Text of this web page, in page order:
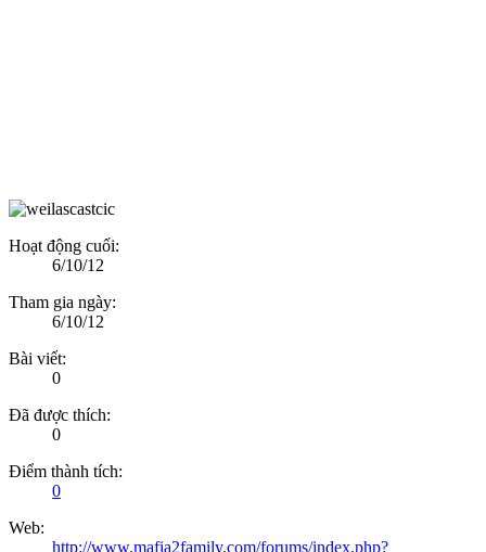
Hoạt động cuối:
6/10/12
Tham gia ngày:
6/10/12
Bài viết:
0
Đã được thích:
0
Điểm thành tích:
0
Web:
http://www.mafia2family.com/forums/index.php?